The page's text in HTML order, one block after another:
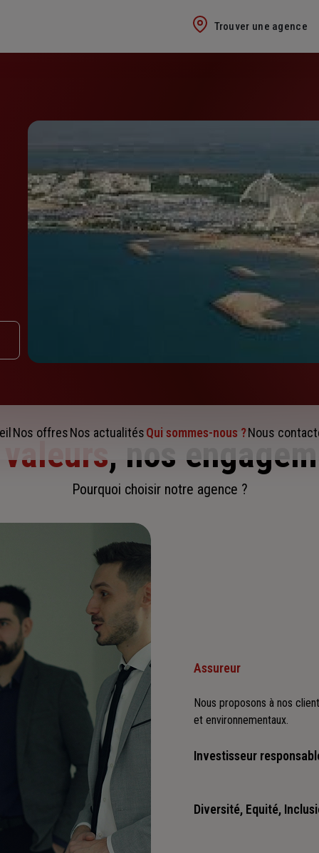
Trouver une agence
Nos offresNos actualitésQui sommes-nous ?Nous
, nos
Pourquoi choisir notre agence ?
Assureur
Nous proposons à nos
et environnementaux.
Investisseur
positives : cette vision est
Diversité, Equité,